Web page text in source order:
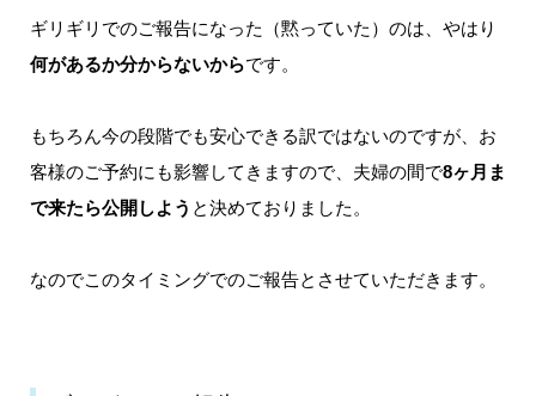
ギリギリでのご報告になった（黙っていた）のは、やはり
何があるか分からないからです。
もちろん今の段階でも安心できる訳ではないのですが、お
客様のご予約にも影響してきますので、夫婦の間で8ヶ月ま
で来たら公開しよう と決めておりました。
なのでこのタイミングでのご報告とさせていただきます。